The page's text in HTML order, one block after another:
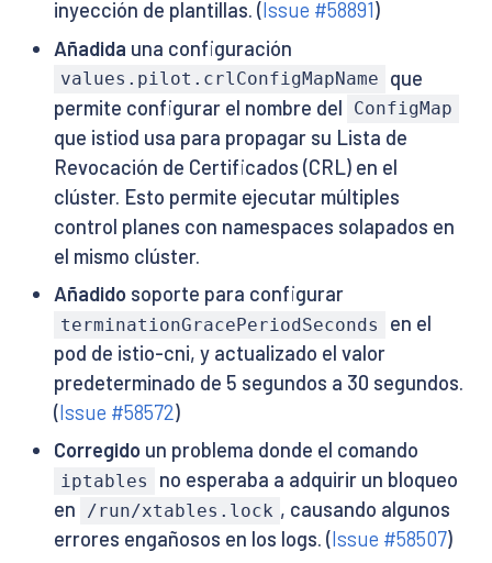
inyección de plantillas. (Issue #58891)
Añadida una configuración
values.pilot.crlConfigMapName
que
permite configurar el nombre del
ConfigMap
que istiod usa para propagar su Lista de
Revocación de Certificados (CRL) en el
clúster. Esto permite ejecutar múltiples
control planes con namespaces solapados en
el mismo clúster.
Añadidosoporte para configurar
terminationGracePeriodSeconds
en el
pod de istio-cni, y actualizado el valor
predeterminado de 5 segundos a 30 segundos.
(Issue #58572)
Corregidoun problema donde el comando
iptables
no esperaba a adquirir un bloqueo
en
/run/xtables.lock , causando algunos
errores engañosos en los logs. (Issue #58507)